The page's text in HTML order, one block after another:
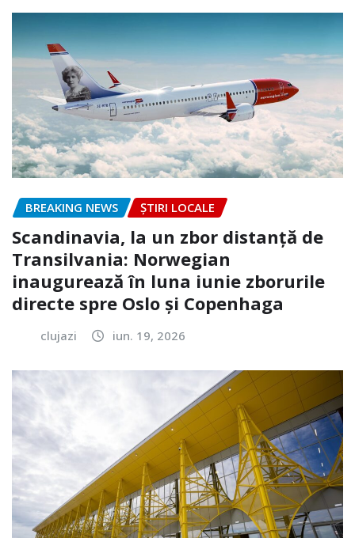
BREAKING NEWS ȘTIRI LOCALE
Scandinavia, la un zbor distanță de
Transilvania: Norwegian
inaugurează în luna iunie zborurile
directe spre Oslo și Copenhaga
clujazi iun. 19, 2026